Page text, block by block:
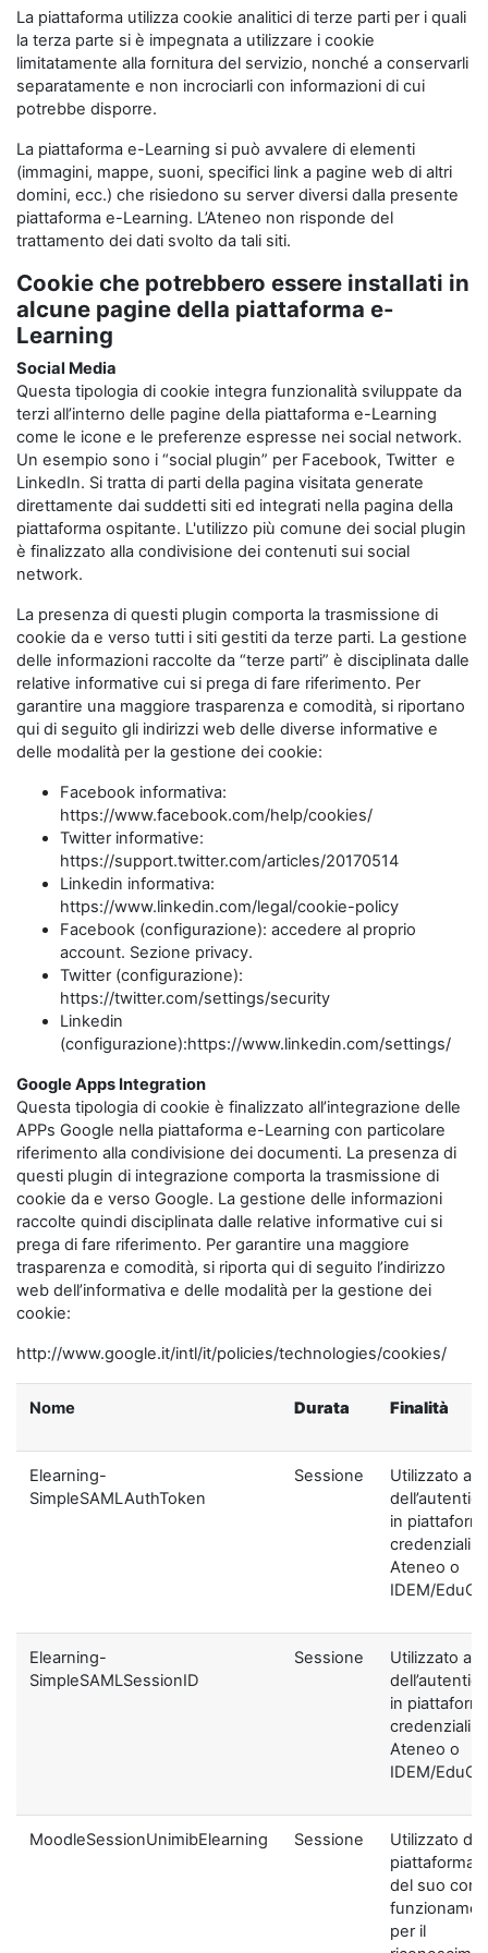
La piattaforma utilizza cookie analitici di terze parti per i quali
la terza parte si è impegnata a utilizzare i cookie
limitatamente alla fornitura del servizio, nonché a conservarli
separatamente e non incrociarli con informazioni di cui
potrebbe disporre.
La piattaforma e-Learning si può avvalere di elementi
(immagini, mappe, suoni, specifici link a pagine web di altri
domini, ecc.) che risiedono su server diversi dalla presente
piattaforma e-Learning. L’Ateneo non risponde del
trattamento dei dati svolto da tali siti.
Cookie che potrebbero essere installati in
alcune pagine della piattaforma e-
Learning
Social Media
Questa tipologia di cookie integra funzionalità sviluppate da
terzi all’interno delle pagine della piattaforma e-Learning
come le icone e le preferenze espresse nei social network.
Un esempio sono i “social plugin” per Facebook, Twitter e
LinkedIn. Si tratta di parti della pagina visitata generate
direttamente dai suddetti siti ed integrati nella pagina della
piattaforma ospitante. L'utilizzo più comune dei social plugin
è finalizzato alla condivisione dei contenuti sui social
network.
La presenza di questi plugin comporta la trasmissione di
cookie da e verso tutti i siti gestiti da terze parti. La gestione
delle informazioni raccolte da “terze parti” è disciplinata dalle
relative informative cui si prega di fare riferimento. Per
garantire una maggiore trasparenza e comodità, si riportano
qui di seguito gli indirizzi web delle diverse informative e
delle modalità per la gestione dei cookie:
Facebook informativa:
https://www.facebook.com/help/cookies/
Twitter informative:
https://support.twitter.com/articles/20170514
Linkedin informativa:
https://www.linkedin.com/legal/cookie-policy
Facebook (configurazione): accedere al proprio
account. Sezione privacy.
Twitter (configurazione):
https://twitter.com/settings/security
Linkedin
(configurazione):https://www.linkedin.com/settings/
Google Apps Integration
Questa tipologia di cookie è finalizzato all’integrazione delle
APPs Google nella piattaforma e-Learning con particolare
riferimento alla condivisione dei documenti. La presenza di
questi plugin di integrazione comporta la trasmissione di
cookie da e verso Google. La gestione delle informazioni
raccolte quindi disciplinata dalle relative informative cui si
prega di fare riferimento. Per garantire una maggiore
trasparenza e comodità, si riporta qui di seguito l’indirizzo
web dell’informativa e delle modalità per la gestione dei
cookie:
http://www.google.it/intl/it/policies/technologies/cookies/
Nome Durata Finalità
Elearning-
SimpleSAMLAuthToken
Sessione
Utilizzato ai
in
credenziali di
Ateneo o
IDEM/
Elearning-
SimpleSAMLSessionID
Sessione
Utilizzato ai
in
credenziali di
Ateneo o
IDEM/
MoodleSessionUnimibElearning Sessione
Utilizzato
piattaforma
del suo
per il